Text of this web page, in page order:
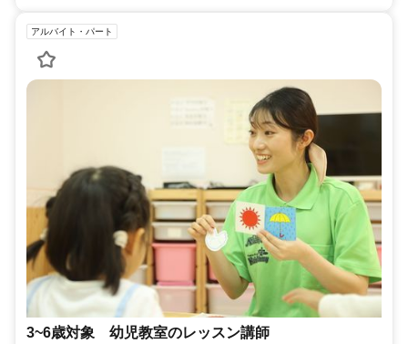
アルバイト・パート
3~6歳対象 幼児教室のレッスン講師